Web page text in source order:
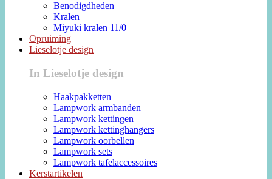
Benodigdheden
Kralen
Miyuki kralen 11/0
Opruiming
Lieselotje design
In Lieselotje design
Haakpakketten
Lampwork armbanden
Lampwork kettingen
Lampwork kettinghangers
Lampwork oorbellen
Lampwork sets
Lampwork tafelaccessoires
Kerstartikelen